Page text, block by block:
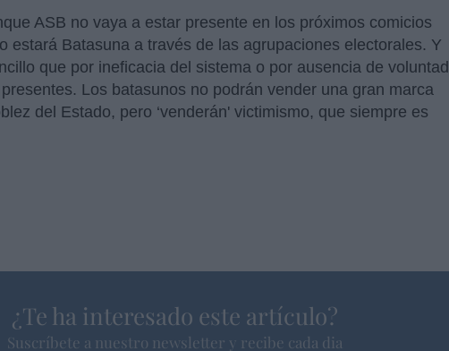
ASB no vaya a estar presente en los próximos comicios
estará Batasuna a través de las agrupaciones electorales. Y
que por ineficacia del sistema o por ausencia de voluntad
Los batasunos no podrán vender una gran marca
del Estado, pero ‘venderán' victimismo, que siempre es
¿Te ha interesado este artículo?
Suscríbete a nuestro newsletter y recibe cada dia